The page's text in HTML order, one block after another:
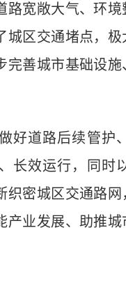
宽敞大气、环境
城区交通堵点，
完善城市基础设
道路后续管护
长效运行，同时
织密城区交通路
产业发展、助推